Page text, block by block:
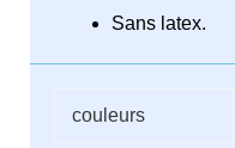
Sans latex.
couleurs